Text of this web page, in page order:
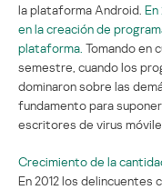
la plataforma Android.
en la creación de
plataforma. Tomando en
semestre, cuando los
dominaron sobre las
fundamento para
escritores de virus
Crecimiento de la
En 2012 los delincuentes